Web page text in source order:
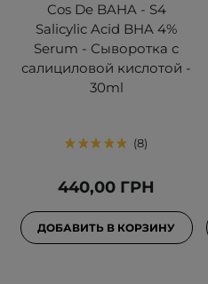
Cos De BAHA - S4
Salicylic Acid BHA 4%
Serum - Сыворотка с
салициловой кислотой -
30ml
8
440,00 ГРН
ДОБАВИТЬ В КОРЗИНУ